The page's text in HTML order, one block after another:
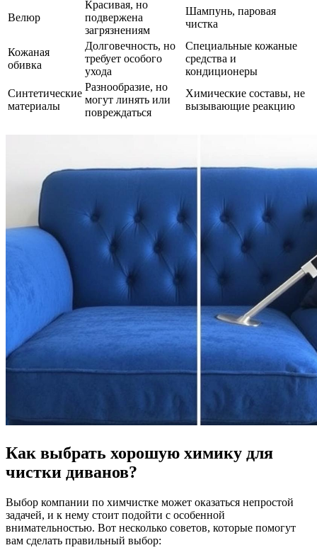
Велюр
Красивая, но
подвержена
загрязнениям
Шампунь, паровая
чистка
Кожаная
обивка
Долговечность, но
требует особого
ухода
Специальные кожаные
средства и
кондиционеры
Синтетические
материалы
Разнообразие, но
могут линять или
повреждаться
Химические составы, не
вызывающие реакцию
Как выбрать хорошую химику для
чистки диванов?
Выбор компании по химчистке может оказаться непростой
задачей, и к нему стоит подойти с особенной
внимательностью. Вот несколько советов, которые помогут
вам сделать правильный выбор: